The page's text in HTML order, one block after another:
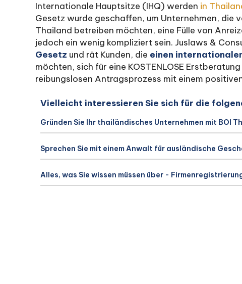
Internationale Hauptsitze (IHQ) werden in
Gesetz wurde geschaffen, um Unternehmen, die
Thailand betreiben möchten, eine Fülle von
jedoch ein wenig kompliziert sein. Juslaws &
Gesetz und rät Kunden, die einen
möchten, sich für eine KOSTENLOSE
reibungslosen Antragsprozess mit einem
Vielleicht interessieren Sie sich für die
Gründen Sie Ihr thailändisches Unternehmen mit BOI
Sprechen Sie mit einem Anwalt für ausländische
Alles, was Sie wissen müssen über -